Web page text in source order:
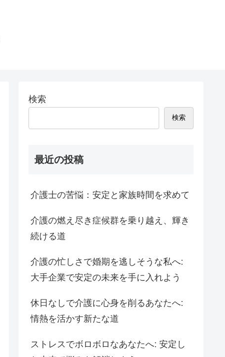
検索
検索
最近の投稿
介護士の苦悩：安定と家族時間を求めて
介護の燃え尽き症候群を乗り越え、輝き
続ける道
介護の忙しさで婚期を逃しそうな私へ:
大手企業で安定の未来を手に入れよう
休日なしで介護に心身を削るあなたへ:
情熱を活かす新たな道
ストレスでボロボロなあなたへ: 安定し